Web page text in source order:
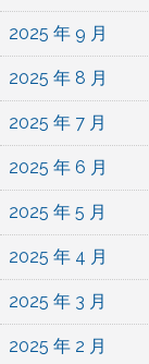
2025 年 9 月
2025 年 8 月
2025 年 7 月
2025 年 6 月
2025 年 5 月
2025 年 4 月
2025 年 3 月
2025 年 2 月